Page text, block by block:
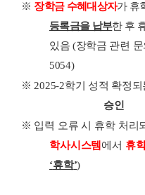
※ 장학금 수혜대상자가 휴
등록금을 납부한 후
있음 (장학금 관련 문
5054)
※ 2025-2학기 성적 확정되
승인
※ 입력 오류 시 휴학 처리
학사시스템 에서 휴
‘휴학’)